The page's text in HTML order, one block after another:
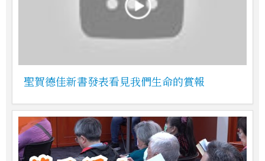
聖賀德佳新書發表看見我們生命的賞報